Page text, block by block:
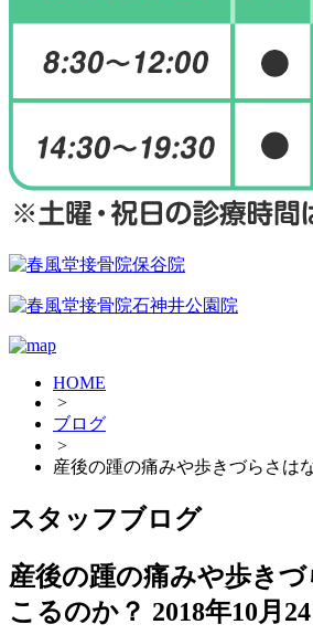
HOME
>
ブログ
>
産後の踵の痛みや歩きづらさは
スタッフブログ
産後の踵の痛みや歩き
こるのか？ 2018年10月24